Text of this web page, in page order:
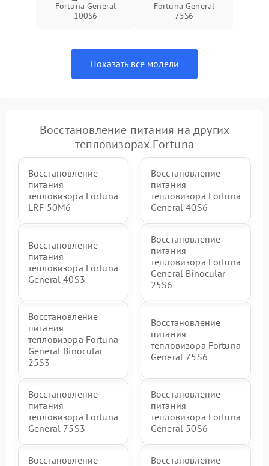
Fortuna General
100S6
Fortuna General
75S6
Показать все модели
Восстановление питания на других
тепловизорах Fortuna
Восстановление
питания
тепловизора Fortuna
LRF 50M6
Восстановление
питания
тепловизора Fortuna
General 40S6
Восстановление
питания
тепловизора Fortuna
General 40S3
Восстановление
питания
тепловизора Fortuna
General Binocular
25S6
Восстановление
питания
тепловизора Fortuna
General Binocular
25S3
Восстановление
питания
тепловизора Fortuna
General 75S6
Восстановление
питания
тепловизора Fortuna
General 75S3
Восстановление
питания
тепловизора Fortuna
General 50S6
Восстановление
Восстановление